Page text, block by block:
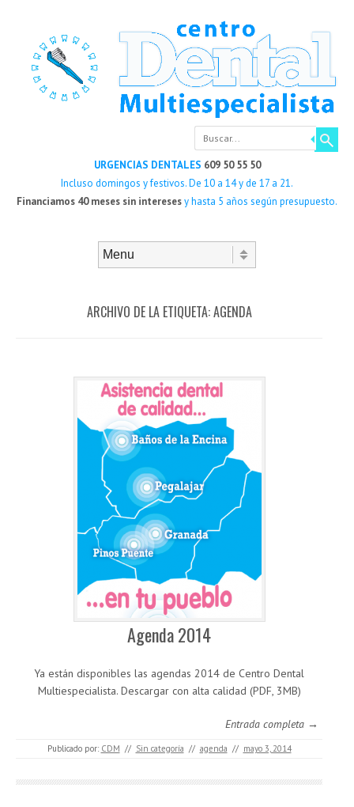
Buscar
URGENCIAS DENTALES 609 50 55 50
Incluso domingos y festivos. De 10 a 14 y de 17 a 21.
Financiamos 40 meses sin interesesy hasta 5 años según presupuesto.
ARCHIVO DE LA ETIQUETA:AGENDA
Agenda 2014
Ya están disponibles las agendas 2014 de Centro Dental
Multiespecialista. Descargar con alta calidad (PDF, 3MB)
Entrada completa →
Publicado por: CDM // Sin categoría // agenda // mayo 3, 2014